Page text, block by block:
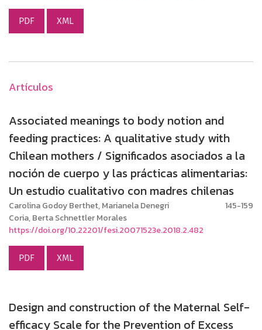
PDF XML
Artículos
Associated meanings to body notion and
feeding practices: A qualitative study with
Chilean mothers / Significados asociados a la
noción de cuerpo y las prácticas alimentarias:
Un estudio cualitativo con madres chilenas
Carolina Godoy Berthet, Marianela Denegri
Coria, Berta Schnettler Morales
145-159
https://doi.org/10.22201/fesi.20071523e.2018.2.482
PDF XML
Design and construction of the Maternal Self-
efficacy Scale for the Prevention of Excess